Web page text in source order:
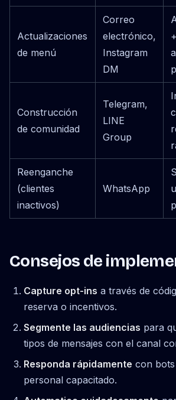
Actualizaciones
de menú
Correo
electrónico,
Instagram
DM
Construcción
de comunidad
Telegram,
LINE
Group
Reenganche
(clientes
inactivos)
WhatsApp
Consejos de
Capture opt-ins a través de
reserva o incentivos.
Segmente las audiencias para
tipos de mensajes con el canal
Responda rápidamente con
personal capacitado.